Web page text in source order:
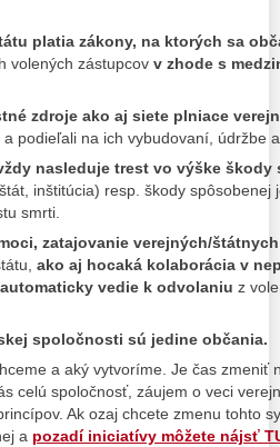
platia zákony, na ktorých sa
volených zástupcov v zhode s
zdroje ako aj siete plniace
podieľali na ich vybudovaní, údržbe
nasleduje trest vo výške škody
inštitúcia) resp. škody spôsobenej
smrti.
zatajovanie verejných/
ako aj hocaká kolaborácia v
vedie k odvolaniu z
spoločnosti sú jedine občania.
a aký vytvoríme. Je čas zmeniť
celú spoločnosť, záujem o veci
Ak ozaj chcete zmenu tohto
a pozadí iniciatívy môžete nájsť